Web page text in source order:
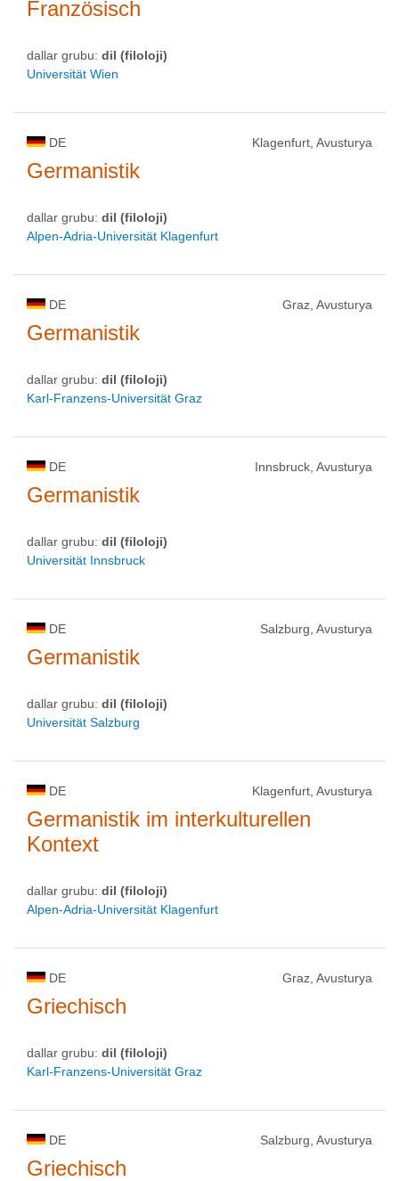
Französisch
dallar grubu: dil (filoloji)
Universität Wien
DE Klagenfurt, Avusturya
Germanistik
dallar grubu: dil (filoloji)
Alpen-Adria-Universität Klagenfurt
DE Graz, Avusturya
Germanistik
dallar grubu: dil (filoloji)
Karl-Franzens-Universität Graz
DE Innsbruck, Avusturya
Germanistik
dallar grubu: dil (filoloji)
Universität Innsbruck
DE Salzburg, Avusturya
Germanistik
dallar grubu: dil (filoloji)
Universität Salzburg
DE Klagenfurt, Avusturya
Germanistik im interkulturellen
Kontext
dallar grubu: dil (filoloji)
Alpen-Adria-Universität Klagenfurt
DE Graz, Avusturya
Griechisch
dallar grubu: dil (filoloji)
Karl-Franzens-Universität Graz
DE Salzburg, Avusturya
Griechisch